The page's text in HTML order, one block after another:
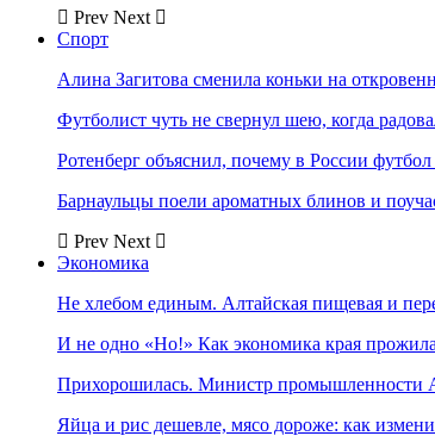
Prev Next
Спорт
Алина Загитова сменила коньки на
Футболист чуть не свернул шею, когда
Ротенберг объяснил, почему в России
Барнаульцы поели ароматных блинов и
Prev Next
Экономика
Не хлебом единым. Алтайская пищевая и
И не одно «Но!» Как экономика края
Прихорошилась. Министр промышленности
Яйца и рис дешевле, мясо дороже: как